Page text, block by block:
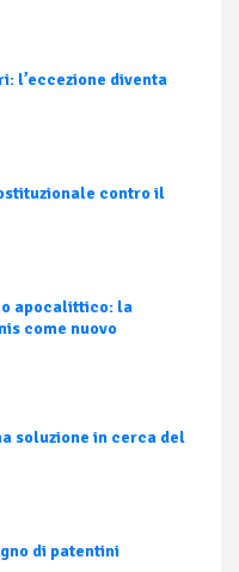
l’eccezione diventa
contro il
apocalittico: la
come nuovo
soluzione in cerca del
di patentini